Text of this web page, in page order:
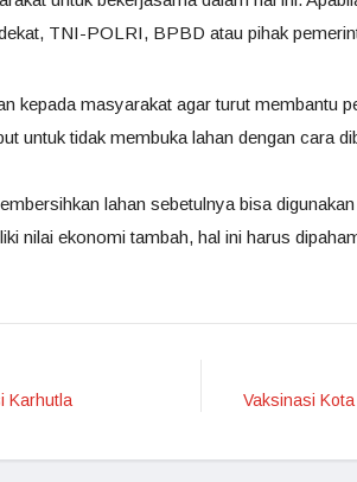
TNI-POLRI, BPBD atau pihak
kepada masyarakat agar turut membantu
untuk tidak membuka lahan dengan cara
lahan sebetulnya bisa
nilai ekonomi tambah, hal ini harus
Karhutla
Vaksinasi